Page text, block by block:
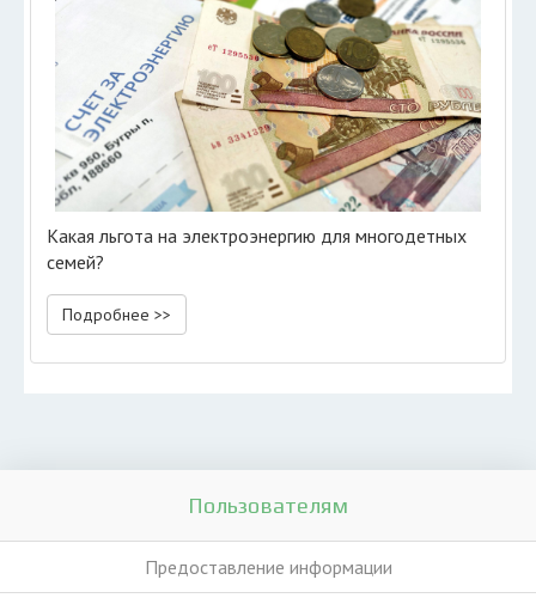
Какая льгота на электроэнергию для многодетных
семей?
Подробнее >>
Пользователям
Предоставление информации